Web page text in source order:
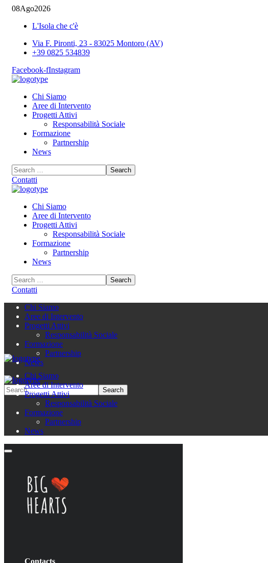
08Ago2026
L'Isola che c'è
Via F. Pironti, 23 - 83025 Montoro (AV)
+39 0825 534839
Facebook-fInstagram
Chi Siamo
Aree di Intervento
Progetti Attivi
Responsabilità Sociale
Formazione
Partnership
News
Contatti
Chi Siamo
Aree di Intervento
Progetti Attivi
Responsabilità Sociale
Formazione
Partnership
News
Contatti
Chi Siamo
Aree di Intervento
Progetti Attivi
Responsabilità Sociale
Formazione
Partnership
News
Chi Siamo
Aree di Intervento
Progetti Attivi
Responsabilità Sociale
Formazione
Partnership
News